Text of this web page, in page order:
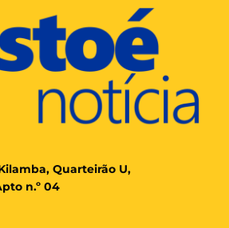
Quarteirão U,
n.º 04